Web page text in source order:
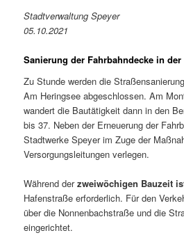
Stadtverwaltung Speyer
05.10.2021
Sanierung der Fahrbahndecke in der
Zu Stunde werden die
Am Heringsee abgeschlossen. Am
wandert die Bautätigkeit dann in den
bis 37. Neben der Erneuerung der
Stadtwerke Speyer im Zuge der
Versorgungsleitungen verlegen.
Während derzweiwöchigen Bauzeit
Hafenstraße erforderlich. Für den
über die Nonnenbachstraße und die
eingerichtet.